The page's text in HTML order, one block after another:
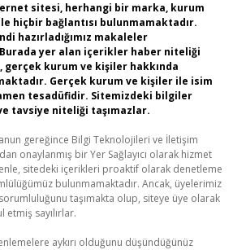
sitesi, herhangi bir marka, kurum
hiçbir bağlantısı bulunmamaktadır.
hazırladığımız makaleler
yer alan içerikler haber niteliği
gerçek kurum ve kişiler hakkında
Gerçek kurum ve kişiler ile isim
tesadüfidir. Sitemizdeki bilgiler
tavsiye niteliği taşımazlar.
gereğince Bilgi Teknolojileri ve İletişim
onaylanmış bir Yer Sağlayıcı olarak hizmet
sitedeki içerikleri proaktif olarak denetleme
bulunmamaktadır. Ancak, üyelerimiz
taşımakta olup, siteye üye olarak
sayılırlar.
aykırı olduğunu düşündüğünüz